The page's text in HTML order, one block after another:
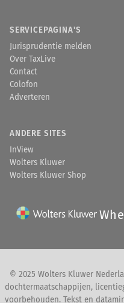
SERVICEPAGINA'S
Jurisprudentie melden
Over TaxLive
Contact
Colofon
Adverteren
ANDERE SITES
InView
Wolters Kluwer
Wolters Kluwer Shop
© 2025 Wolters Kluwer
dochtermaatschappijen,
voorbehouden. Tekst en